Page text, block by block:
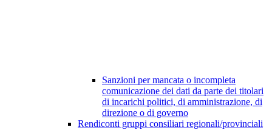
Sanzioni per mancata o incompleta
comunicazione dei dati da parte dei titolari
di incarichi politici, di amministrazione, di
direzione o di governo
Rendiconti gruppi consiliari regionali/provinciali